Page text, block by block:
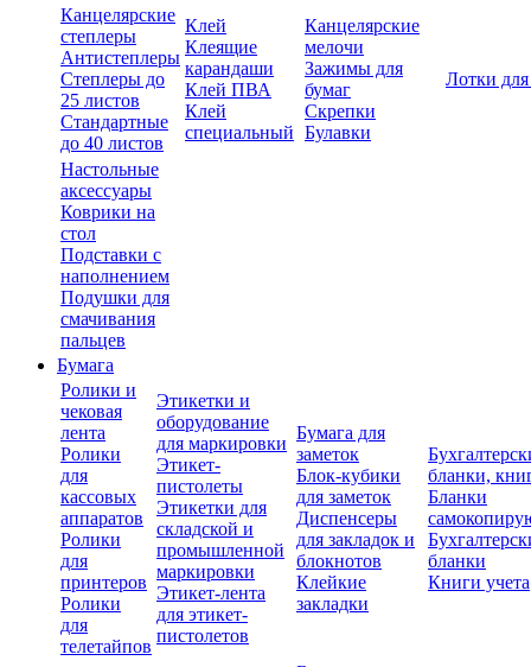
Канцелярские
степлеры
Антистеплеры
Степлеры до
25 листов
Стандартные
до 40 листов
Клей
Клеящие
карандаши
Клей ПВА
Клей
специальный
Канцелярские
мелочи
Зажимы для
бумаг
Скрепки
Булавки
Лотки
Настольные
аксессуары
Коврики на
стол
Подставки с
наполнением
Подушки для
смачивания
пальцев
Бумага
Ролики и
чековая
лента
Ролики
для
кассовых
аппаратов
Ролики
для
принтеров
Ролики
для
телетайпов
Этикетки и
оборудование
для маркировки
Этикет-
пистолеты
Этикетки для
складской и
промышленной
маркировки
Этикет-лента
для этикет-
пистолетов
Бумага для
заметок
Блок-кубики
для заметок
Диспенсеры
для закладок и
блокнотов
Клейкие
закладки
бланки,
Бланки
бланки
Книги учета